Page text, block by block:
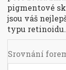
pigmentové
jsou váš
typu retinoidu.
Srovnání